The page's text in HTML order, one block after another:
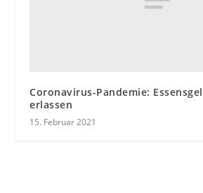
Coronavirus-Pandemie:
erlassen
15. Februar 2021